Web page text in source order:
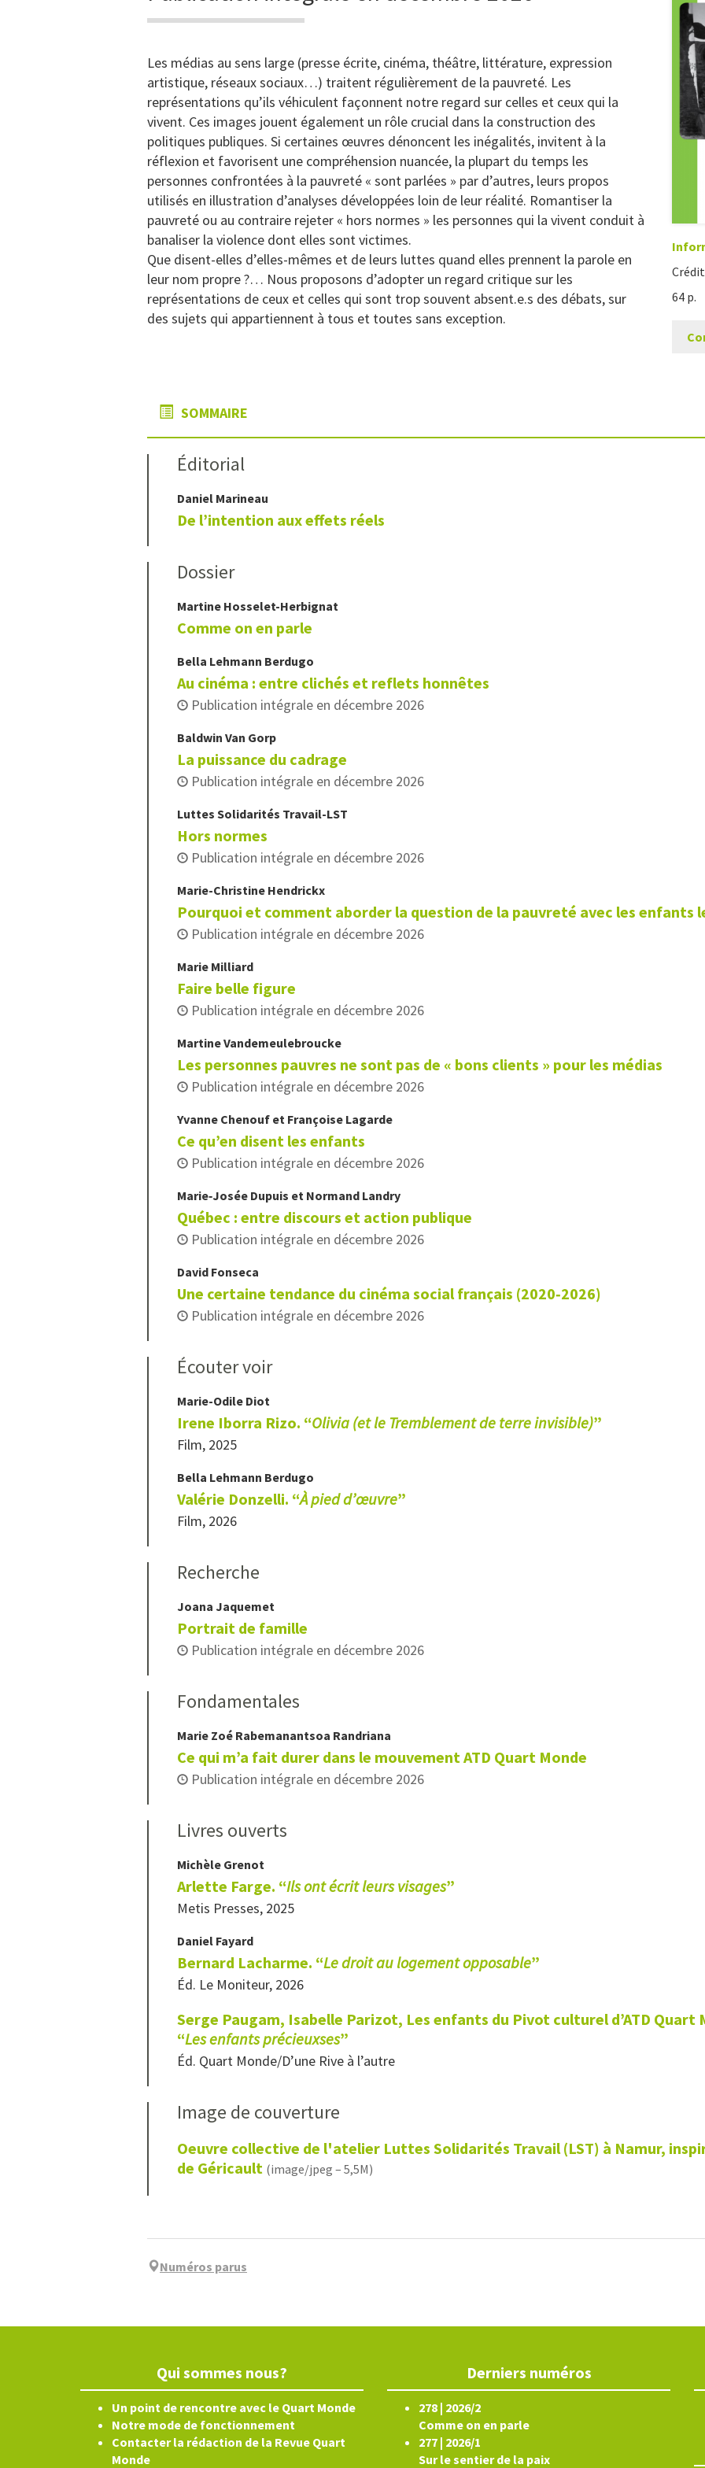
Les médias au sens large (presse écrite, cinéma, théâtre, littérature, expression
artistique, réseaux sociaux…) traitent régulièrement de la pauvreté. Les
représentations qu’ils véhiculent façonnent notre regard sur celles et ceux qui la
vivent. Ces images jouent également un rôle crucial dans la construction des
politiques publiques. Si certaines œuvres dénoncent les inégalités, invitent à la
réflexion et favorisent une compréhension nuancée, la plupart du temps les
personnes confrontées à la pauvreté « sont parlées » par d’autres, leurs propos
utilisés en illustration d’analyses développées loin de leur réalité. Romantiser la
pauvreté ou au contraire rejeter « hors normes » les personnes qui la vivent conduit à
banaliser la violence dont elles sont victimes.
Que disent-elles d’elles-mêmes et de leurs luttes quand elles prennent la parole en
leur nom propre ?… Nous proposons d’adopter un regard critique sur les
représentations de ceux et celles qui sont trop souvent absent.e.s des débats, sur
des sujets qui appartiennent à tous et toutes sans exception.
64 p.
SOMMAIRE
Éditorial
Daniel Marineau
De l’intention aux effets réels
Dossier
Martine Hosselet-Herbignat
Comme on en parle
Bella Lehmann Berdugo
Au cinéma : entre clichés et reflets honnêtes
Publication intégrale en décembre 2026
Baldwin Van Gorp
La puissance du cadrage
Publication intégrale en décembre 2026
Luttes Solidarités Travail-LST
Hors normes
Publication intégrale en décembre 2026
Marie-Christine Hendrickx
Pourquoi et comment aborder la question de la pauvreté avec les enfants
Publication intégrale en décembre 2026
Marie Milliard
Faire belle figure
Publication intégrale en décembre 2026
MartineVandemeulebroucke
Les personnes pauvres ne sont pas de « bons clients » pour les médias
Publication intégrale en décembre 2026
Yvanne Chenouf et Françoise Lagarde
Ce qu’en disent les enfants
Publication intégrale en décembre 2026
Marie‑Josée Dupuis et Normand Landry
Québec : entre discours et action publique
Publication intégrale en décembre 2026
David Fonseca
Une certaine tendance du cinéma social français (2020‑2026)
Publication intégrale en décembre 2026
Écouter voir
Marie-Odile Diot
Irene Iborra Rizo. “Olivia (et le Tremblement de terre invisible)”
Film, 2025
Bella Lehmann Berdugo
Valérie Donzelli. “À pied d’œuvre”
Film, 2026
Recherche
Joana Jaquemet
Portrait de famille
Publication intégrale en décembre 2026
Fondamentales
Marie Zoé Rabemanantsoa Randriana
Ce qui m’a fait durer dans le mouvement ATD Quart Monde
Publication intégrale en décembre 2026
Livres ouverts
Michèle Grenot
Arlette Farge. “Ils ont écrit leurs visages”
Metis Presses, 2025
Daniel Fayard
Bernard Lacharme. “Le droit au logement opposable”
Éd. Le Moniteur, 2026
Serge Paugam, Isabelle Parizot, Les enfants du Pivot culturel d’ATD Quart
“Les enfants précieuxses”
Éd. Quart Monde/D’une Rive à l’autre
Image de couverture
Oeuvre collective de l'atelier Luttes Solidarités Travail (LST) à Namur,
de Géricault (image/jpeg – 5,5M)
Numéros parus
Qui sommes nous?
Un point de rencontre avec le Quart Monde
Notre mode de fonctionnement
Contacter la rédaction de la Revue Quart
Monde
Derniers numéros
278 | 2026/2
Comme on en parle
277 | 2026/1
Sur le sentier de la paix